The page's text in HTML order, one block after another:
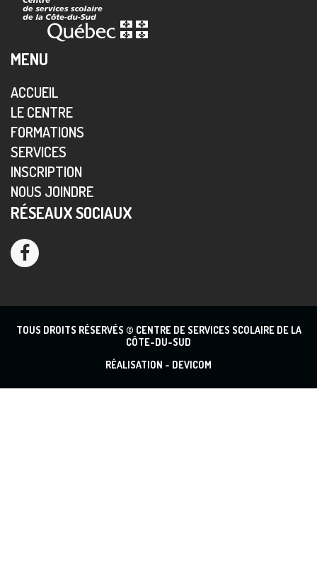
MENU
ACCUEIL
LE CENTRE
FORMATIONS
SERVICES
INSCRIPTION
NOUS JOINDRE
RÉSEAUX SOCIAUX
TOUS DROITS RÉSERVÉS © CENTRE DE SERVICES SCOLAIRE DE LA
CÔTE-DU-SUD
RÉALISATION - DEVICOM